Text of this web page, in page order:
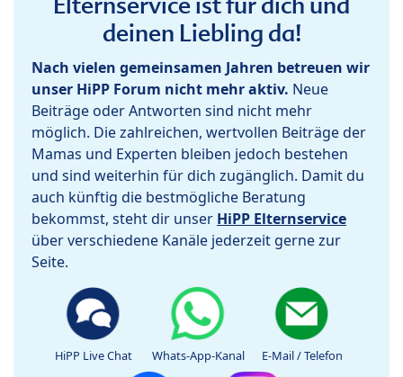
deinen Liebling da!
Nach vielen gemeinsamen Jahren betreuen wir
unser HiPP Forum nicht mehr aktiv. Neue
Beiträge oder Antworten sind nicht mehr
möglich. Die zahlreichen, wertvollen Beiträge der
Mamas und Experten bleiben jedoch bestehen
und sind weiterhin für dich zugänglich. Damit du
auch künftig die bestmögliche Beratung
bekommst, steht dir unser HiPP Elternservice
über verschiedene Kanäle jederzeit gerne zur
Seite.
HiPP Live Chat Whats-App-Kanal E-Mail / Telefon